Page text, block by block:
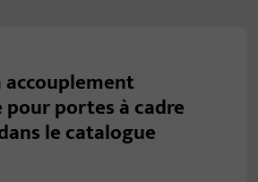
accouplement
portes à cadre
le catalogue